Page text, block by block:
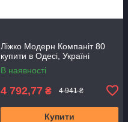
Ліжко Модерн Компаніт 80
купити в Одесі, Україні
В наявності
4 792,77 ₴ 4 941 ₴
Купити